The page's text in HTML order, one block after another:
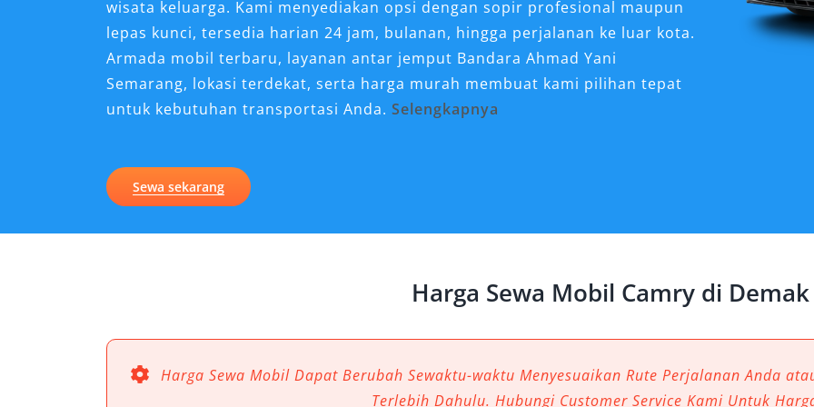
wisata keluarga. Kami menyediakan opsi dengan sopir profesional maupun
lepas kunci, tersedia harian 24 jam, bulanan, hingga perjalanan ke luar kota.
Armada mobil terbaru, layanan antar jemput Bandara Ahmad Yani
Semarang, lokasi terdekat, serta harga murah membuat kami pilihan tepat
untuk kebutuhan transportasi Anda.Selengkapnya
Perjalanan di Demak?
semakin dibutuhkan. Tidak hanya menawarkan kemewahan, namun juga
mendukung kebutuhan perjalanan modern. Melalui layanan rental mobil
Camry di Salsa Wisata, Anda bisa merasakan pengalaman berkendara yang
Sewa sekarang
Harga Sewa Mobil Camry di Demak
Harga Sewa Mobil Dapat Berubah Sewaktu-waktu Menyesuaikan Rute Perjalanan Anda
Terlebih Dahulu. Hubungi Customer Service Kami Untuk